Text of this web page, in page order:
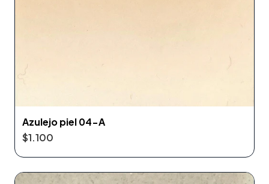
Azulejo piel 04-A
$1.100